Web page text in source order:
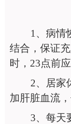
1、病情
结合，保证
时，23点前
2、居家
加肝脏血流
3、每天